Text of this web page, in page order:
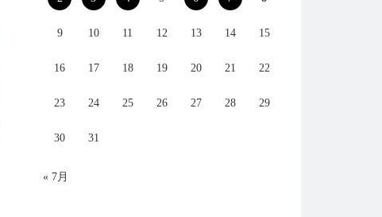
9 10 11 12 13 14 15
16 17 18 19 20 21 22
23 24 25 26 27 28 29
30 31
« 7月